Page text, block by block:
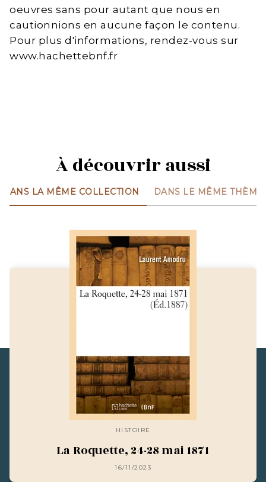
oeuvres sans pour autant que nous en
cautionnions en aucune façon le contenu.
Pour plus d'informations, rendez-vous sur
www.hachettebnf.fr
À découvrir aussi
DANS LA MÊME COLLECTION DANS LE MÊME THÈME
HISTOIRE
La Roquette, 24-28 mai 1871
16/11/2023